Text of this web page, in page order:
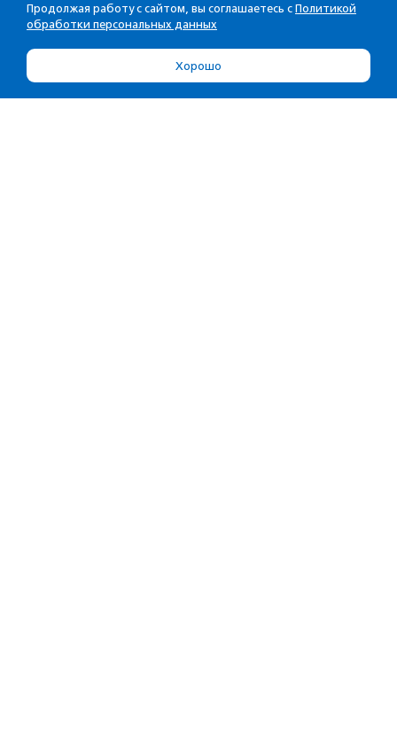
Продолжая работу с сайтом, вы соглашаетесь с Политикой
обработки персональных данных
Хорошо